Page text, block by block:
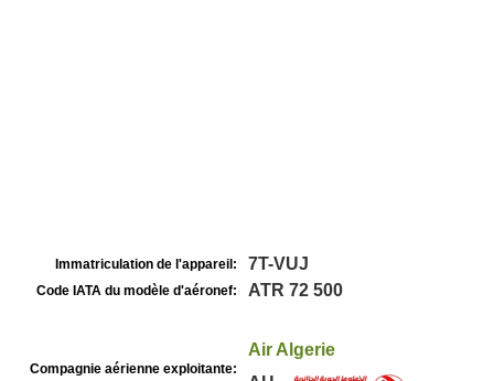
Immatriculation de l'appareil: 7T-VUJ
Code IATA du modèle d'aéronef: ATR 72 500
Compagnie aérienne exploitante:
Air Algerie